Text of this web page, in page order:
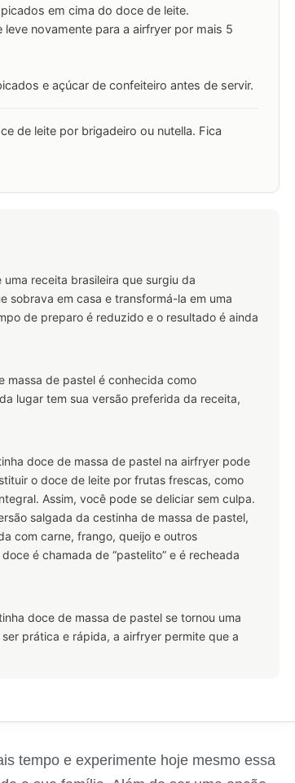
em cima do doce de leite.
novamente para a airfryer por mais 5
e açúcar de confeiteiro antes de servir.
de leite por brigadeiro ou nutella. Fica
receita brasileira que surgiu da
sobrava em casa e transformá-la em uma
de preparo é reduzido e o resultado é ainda
massa de pastel é conhecida como
lugar tem sua versão preferida da receita,
doce de massa de pastel na airfryer pode
o doce de leite por frutas frescas, como
Assim, você pode se deliciar sem culpa.
salgada da cestinha de massa de pastel,
com carne, frango, queijo e outros
é chamada de “pastelito” e é recheada
doce de massa de pastel se tornou uma
prática e rápida, a airfryer permite que a
tempo e experimente hoje mesmo essa